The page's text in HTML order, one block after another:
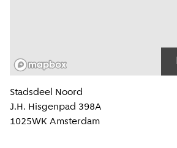
Locatiegegevens
Stadsdeel
Noord
J.H. Hisgenpad 398A
1025WK Amsterdam